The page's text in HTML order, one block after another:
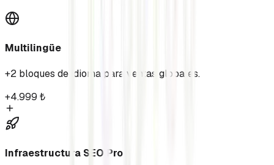
Multilingüe
+2 bloques de idioma para ventas globales.
+4.999 ₺
Infraestructura SEO Pro